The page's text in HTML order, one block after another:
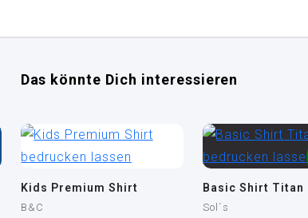
Das könnte Dich interessieren
Kids Premium Shirt
B&C
Basic Shirt Titan
Sol´s